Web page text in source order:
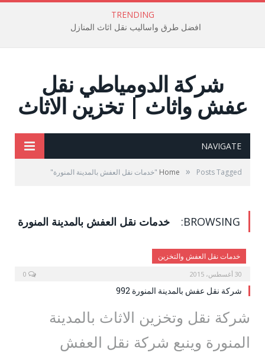
TRENDING
افضل طرق واساليب نقل اثاث المنازل
شركة الدومياطي نقل
عفش واثاث | تخزين الاثاث
NAVIGATE
Home » Posts Tagged "خدمات نقل العفش بالمدينة المنورة"
BROWSING: خدمات نقل العفش بالمدينة المنورة
خدمات نقل العفش والتخزين
30 أغسطس، 2015
شركة نقل عفش بالمدينة المنورة 992
شركة نقل وتخزين الاثاث بالمدينة
المنورة وينبع شركة نقل العفش